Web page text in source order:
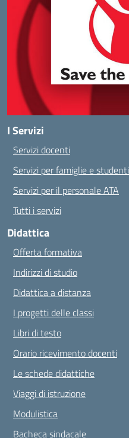
I Servizi
Servizi docenti
Servizi per famiglie e studenti
Servizi per il personale ATA
Tutti i servizi
Didattica
Offerta formativa
Indirizzi di studio
Didattica a distanza
I progetti delle classi
Libri di testo
Orario ricevimento docenti
Le schede didattiche
Viaggi di istruzione
Modulistica
Bacheca sindacale